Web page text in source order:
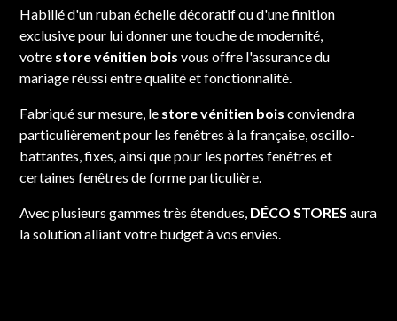
Habillé d'un ruban échelle décoratif ou d'une finition
exclusive pour lui donner une touche de modernité,
votre store vénitien bois vous offre l'assurance du
mariage réussi entre qualité et fonctionnalité.
Fabriqué sur mesure, le store vénitien bois conviendra
particulièrement pour les fenêtres à la française, oscillo-
battantes, fixes, ainsi que pour les portes fenêtres et
certaines fenêtres de forme particulière.
Avec plusieurs gammes très étendues, DÉCO STORES aura
la solution alliant votre budget à vos envies.